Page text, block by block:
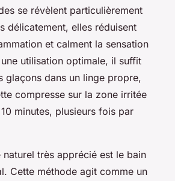
se révèlent particulièrement
délicatement, elles réduisent
et calment la sensation
utilisation optimale, il suffit
glaçons dans un linge propre,
compresse sur la zone irritée
minutes, plusieurs fois par
naturel très apprécié est le bain
Cette méthode agit comme un